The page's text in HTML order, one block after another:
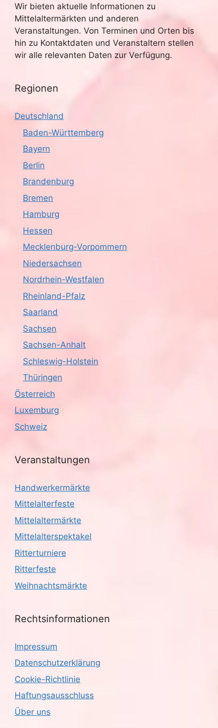
Wir bieten aktuelle Informationen zu
Mittelaltermärkten und anderen
Veranstaltungen. Von Terminen und Orten bis
hin zu Kontaktdaten und Veranstaltern stellen
wir alle relevanten Daten zur Verfügung.
Regionen
Deutschland
Baden-Württemberg
Bayern
Berlin
Brandenburg
Bremen
Hamburg
Hessen
Mecklenburg-Vorpommern
Niedersachsen
Nordrhein-Westfalen
Rheinland-Pfalz
Saarland
Sachsen
Sachsen-Anhalt
Schleswig-Holstein
Thüringen
Österreich
Luxemburg
Schweiz
Veranstaltungen
Handwerkermärkte
Mittelalterfeste
Mittelaltermärkte
Mittelalterspektakel
Ritterturniere
Ritterfeste
Weihnachtsmärkte
Rechtsinformationen
Impressum
Datenschutzerklärung
Cookie-Richtlinie
Haftungsausschluss
Über uns